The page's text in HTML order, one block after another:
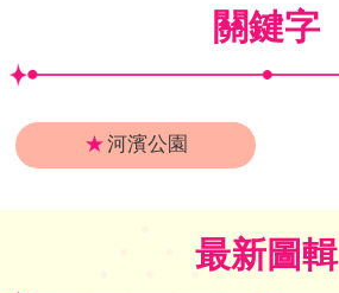
關鍵字
★河濱公園
最新圖輯